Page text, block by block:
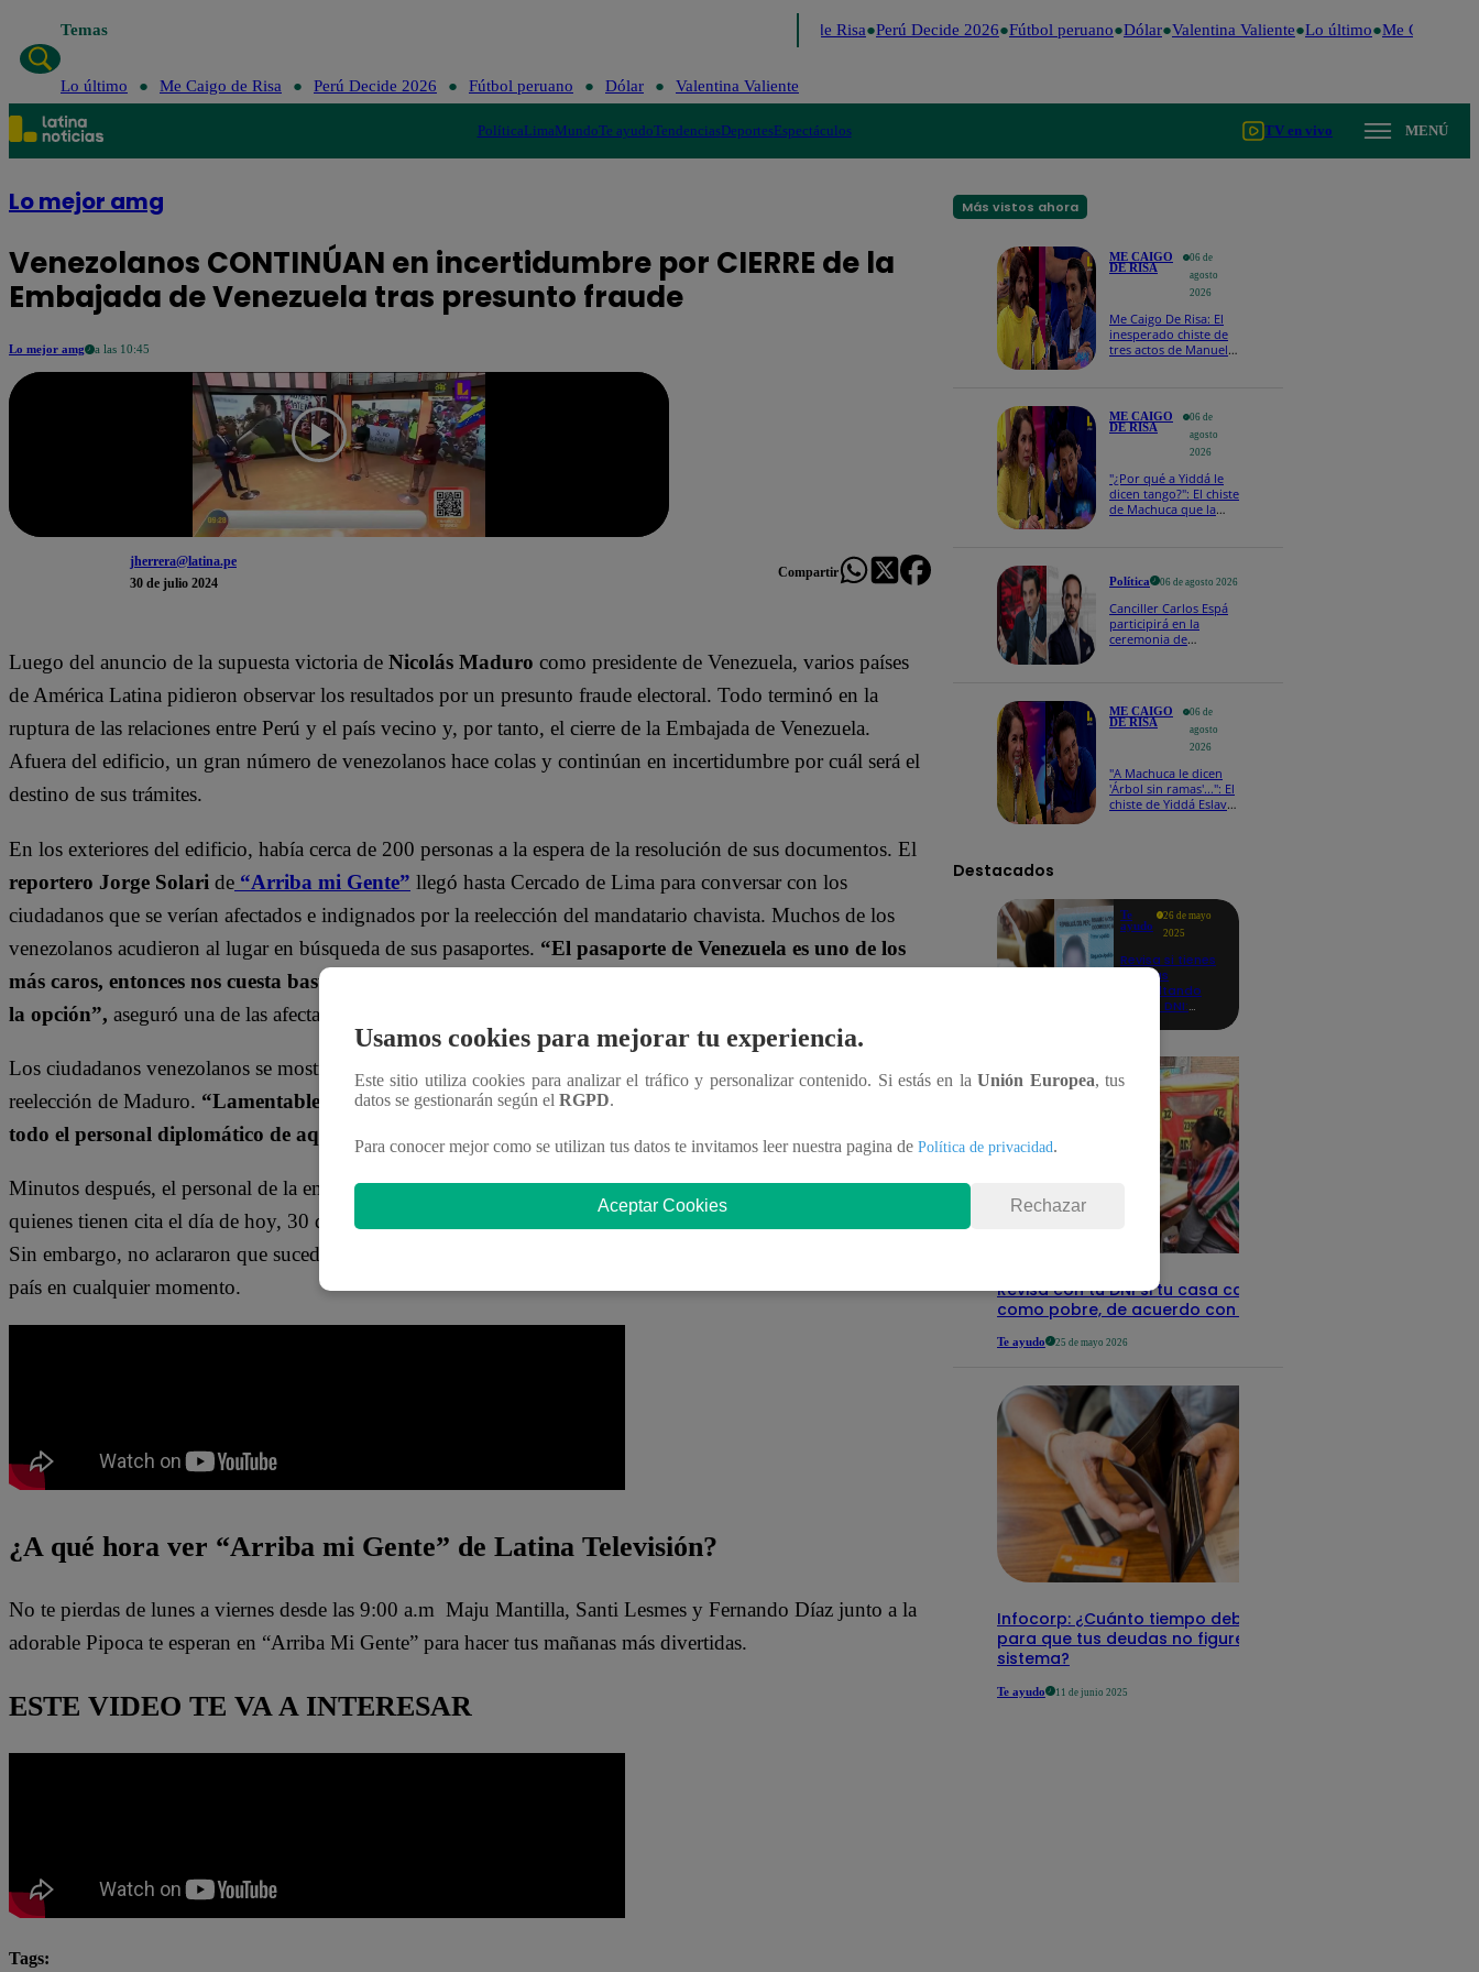
Temas Me Caigo de Risa Perú Decide 2026 Fútbol peruano Dólar Valentina Valiente Lo último Me Caigo de
Lo último Me Caigo de Risa Perú Decide 2026 Fútbol peruano Dólar Valentina Valiente
PolíticaLimaMundoTe ayudoTendenciasDeportesEspectáculos TV en vivo MENÚ
Lo mejor amg
Venezolanos CONTINÚAN en incertidumbre por CIERRE de la
Embajada de Venezuela tras presunto fraude
Lo mejor amg a las 10:45
jherrera@latina.pe
30 de julio 2024
Compartir
Luego del anuncio de la supuesta victoria de Nicolás Maduro como presidente de Venezuela, varios países
de América Latina pidieron observar los resultados por un presunto fraude electoral. Todo terminó en la
ruptura de las relaciones entre Perú y el país vecino y, por tanto, el cierre de la Embajada de Venezuela.
Afuera del edificio, un gran número de venezolanos hace colas y continúan en incertidumbre por cuál será el
destino de sus trámites.
En los exteriores del edificio, había cerca de 200 personas a la espera de la resolución de sus documentos. El
reportero Jorge Solari de “Arriba mi Gente” llegó hasta Cercado de Lima para conversar con los
ciudadanos que se verían afectados e indignados por la reelección del mandatario chavista. Muchos de los
venezolanos acudieron al lugar en búsqueda de sus pasaportes. “El pasaporte de Venezuela es uno de los
más caros, entonces nos cuesta bastante como que para que ya ahorita cierren y después no tengamos
la opción”, aseguró una de las afectadas.
Los ciudadanos venezolanos se mostraron indignados por la repentina situación, producto de la polémica
reelección de Maduro. “Lamentablemente la noticia que nos agarra desprevenidos es que expulsen a
todo el personal diplomático de aquí de Venezuela cuando todos tenemos trámite”,
Minutos después, el personal de la embajada manifestó a las personas que se encontraban afuera que solo
quienes tienen cita el día de hoy, 30 de julio, recibirían su pasaporte, pues son las órdenes que han recibido.
Sin embargo, no aclararon que sucedería con quienes tienen trámites sin terminar, pues podrían abandonar el
país en cualquier momento.
¿A qué hora ver “Arriba mi Gente” de Latina Televisión?
No te pierdas de lunes a viernes desde las 9:00 a.m Maju Mantilla, Santi Lesmes y Fernando Díaz junto a la
adorable Pipoca te esperan en “Arriba Mi Gente” para hacer tus mañanas más divertidas.
ESTE VIDEO TE VA A INTERESAR
Tags:
Más vistos ahora
ME CAIGO
DE RISA
06 de
agosto
2026
Me Caigo De Risa: El
inesperado chiste de
tres actos de Manuel
ME CAIGO
DE RISA
06 de
agosto
2026
"¿Por qué a Yiddá le
dicen tango?": El chiste
de Machuca que la
Política 06 de agosto 2026
Canciller Carlos Espá
participirá en la
ceremonia de
ME CAIGO
DE RISA
06 de
agosto
2026
"A Machuca le dicen
'Árbol sin ramas'...": El
chiste de Yiddá Eslava
Destacados
Te
ayudo
26 de mayo
2025
Revisa si tienes
deudas
consultando
con tu DNI:
detalles
Revisa con tu DNI si tu casa califica
como pobre, de acuerdo con el Sisfoh
Te ayudo 25 de mayo 2026
Infocorp: ¿Cuánto tiempo debe pasar
para que tus deudas no figuren en su
sistema?
Te ayudo 11 de junio 2025
Usamos cookies para mejorar tu experiencia.
Este sitio utiliza cookies para analizar el tráfico y personalizar contenido. Si estás en laUnión Europea, tus
datos se gestionarán según el RGPD.
Para conocer mejor como se utilizan tus datos te invitamos leer nuestra pagina de Política de privacidad.
Aceptar Cookies Rechazar